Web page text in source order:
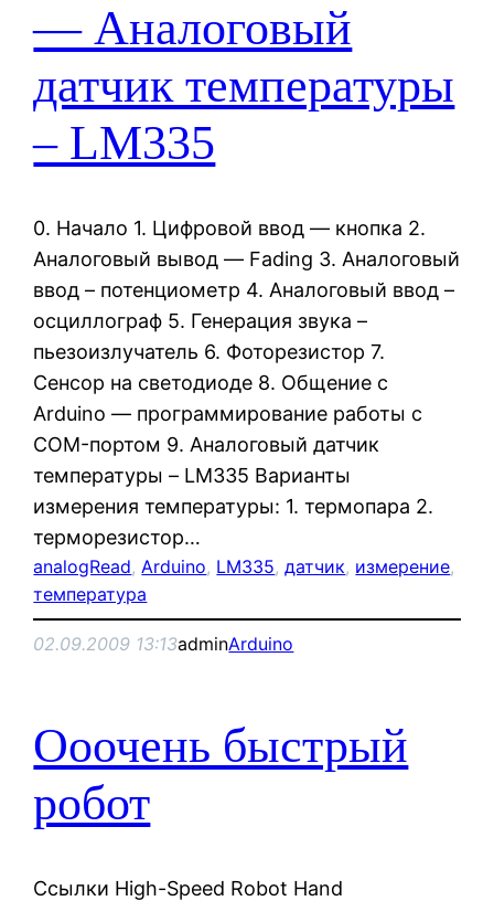
— Аналоговый
датчик температуры
– LM335
0. Начало 1. Цифровой ввод — кнопка 2.
Аналоговый вывод — Fading 3. Аналоговый
ввод – потенциометр 4. Аналоговый ввод –
осциллограф 5. Генерация звука –
пьезоизлучатель 6. Фоторезистор 7.
Сенсор на светодиоде 8. Общение с
Arduino — программирование работы с
COM-портом 9. Аналоговый датчик
температуры – LM335 Варианты
измерения температуры: 1. термопара 2.
терморезистор…
analogRead, Arduino, LM335, датчик, измерение
температура
02.09.2009 13:13adminArduino
Ооочень быстрый
робот
Ссылки High-Speed Robot Hand